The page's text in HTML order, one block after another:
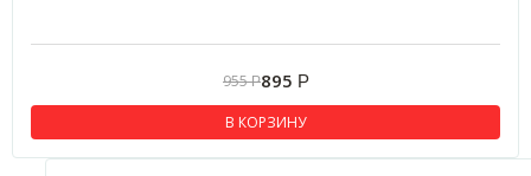
955Р895 Р
В КОРЗИНУ